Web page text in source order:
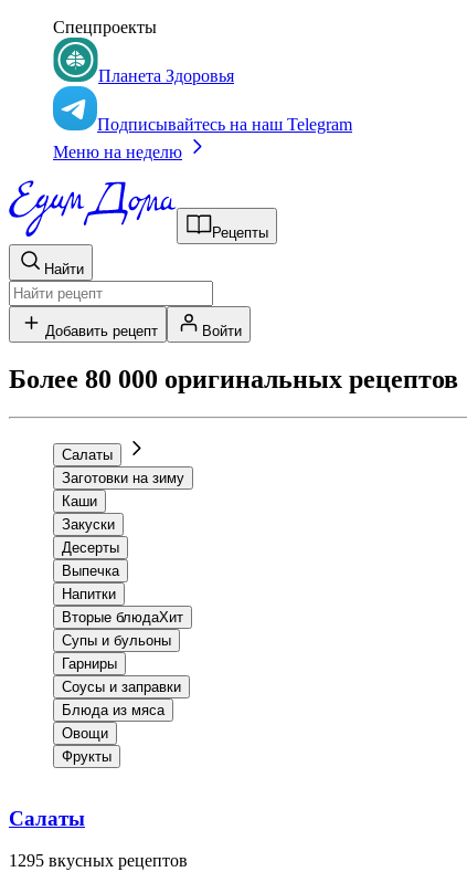
Спецпроекты
Планета Здоровья
Подписывайтесь на наш Telegram
Меню на неделю
Рецепты
Найти
Добавить рецепт Войти
Более 80 000 оригинальных рецептов
Салаты
Заготовки на зиму
Каши
Закуски
Десерты
Выпечка
Напитки
Вторые блюдаХит
Супы и бульоны
Гарниры
Соусы и заправки
Блюда из мяса
Овощи
Фрукты
Салаты
1295 вкусных рецептов